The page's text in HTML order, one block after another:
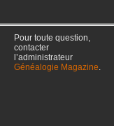
Pour toute question,
contacter
l’administrateur
Généalogie Magazine.